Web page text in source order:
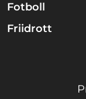
Fotboll
Friidrott